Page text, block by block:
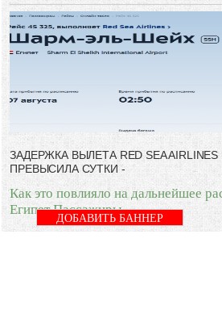
ЗАДЕРЖКА ВЫЛЕТА RED SEA
ПРЕВЫСИЛА СУТКИ -
Как это повлияло на дальнейшее
Египет Пассажиры
ДОБАВИТЬ БАННЕР